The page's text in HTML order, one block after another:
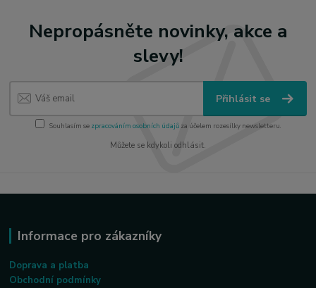
Nepropásněte novinky, akce a
slevy!
Přihlásit se
Souhlasím se zpracováním osobních údajůza účelem rozesílky newsletteru.
Můžete se kdykoli odhlásit.
Informace pro zákazníky
Doprava a platba
Obchodní podmínky